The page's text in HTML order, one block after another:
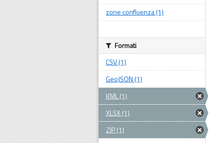
zone confluenza (1)
Formati
CSV (1)
GeoJSON (1)
KML (1)
XLSX (1)
ZIP (1)